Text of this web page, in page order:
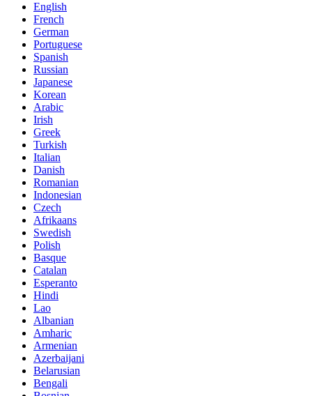
English
French
German
Portuguese
Spanish
Russian
Japanese
Korean
Arabic
Irish
Greek
Turkish
Italian
Danish
Romanian
Indonesian
Czech
Afrikaans
Swedish
Polish
Basque
Catalan
Esperanto
Hindi
Lao
Albanian
Amharic
Armenian
Azerbaijani
Belarusian
Bengali